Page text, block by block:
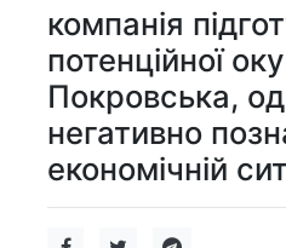
компанія
потенційної
Покровська,
негативно
економічній